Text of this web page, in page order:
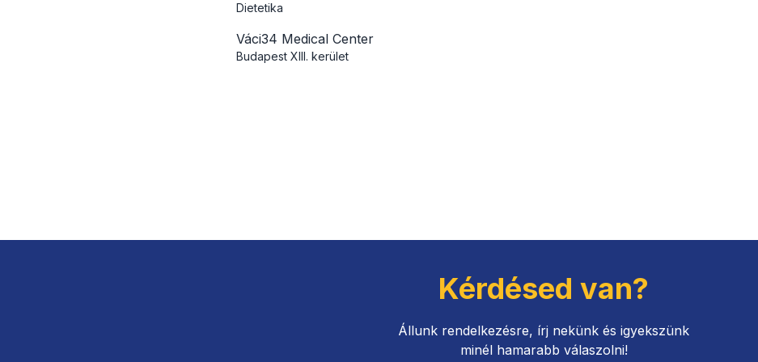
Dietetika
Váci34 Medical Center
Budapest XIII. kerület
Kérdésed van?
Állunk rendelkezésre, írj nekünk és igyekszünk
minél hamarabb válaszolni!